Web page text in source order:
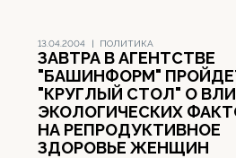
13.04.2004 | ПОЛИТИКА
ЗАВТРА В АГЕНТСТВЕ
"БАШИНФОРМ"
"КРУГЛЫЙ СТОЛ" О
ЭКОЛОГИЧЕСКИХ
НА РЕПРОДУКТИВНОЕ
ЗДОРОВЬЕ ЖЕНЩИН